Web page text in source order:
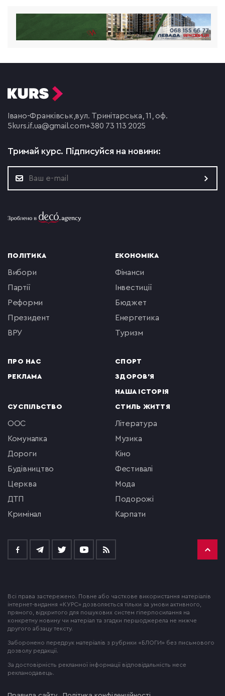
Івано-Франківськ,вул. Тринітарська, 11, оф.
5 kurs.if.ua@gmail.com+380 73 113 2025
Тримай курс. Підписуйся на новини:
ПОЛІТИКА
вибори
партії
реформи
президент
ВРУ
ПРО НАС
РЕКЛАМА
ЕКОНОМІКА
фінанси
інвестиції
бюджет
енергетика
туризм
СПОРТ
ЗДОРОВ'Я
НАША ІСТОРІЯ
СУСПІЛЬСТВО
ООС
комуналка
Дороги
будівництво
церква
ДТП
кримінал
СТИЛЬ ЖИТТЯ
література
музика
кіно
фестивалі
мода
подорожі
Карпати
Всі права застережено. Повне або часткове використання матеріалів
інтернет-видання «КУРС» дозволяється тільки за умови активного,
прямого, відкритого для пошукових систем гіперпосилання на
конкретну новину чи матеріал та згадки першоджерела не нижче
другого абзацу тексту.
Заборонено передрук матеріалів з рубрики «БЛОГИ» без письмового
дозволу редакції.
За достовірність рекламної інформації відповідальність несе
рекламодавець.